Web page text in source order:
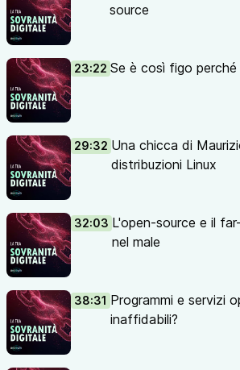
00:03:09 Cos’è l’open-source e la sua
00:14:53 Perché il mondo ha bisogno di
00:29:32 Una chicca di Maurizio per
distribuzioni Linux
00:32:03 L’open-source e il far-west nel
inaffidabili?
00:56:16 Dove trovare programmi
00:59:47 È saltata la connessione!
01:01:51 Il tuo supporto e la tua voce
Concetti e risorse
Distribuzioni Linux citate da Apollo:
Linux. Ognuna di queste è mirata
specifico, e poi ci sono quelle
sono: Ubuntu, Mint, Debian, Fedora,
source
23:22 Se è così figo
29:32 Una chicca di
distribuzioni Linux
32:03 L'open-source e il
nel male
38:31 Programmi e servizi
inaffidabili?